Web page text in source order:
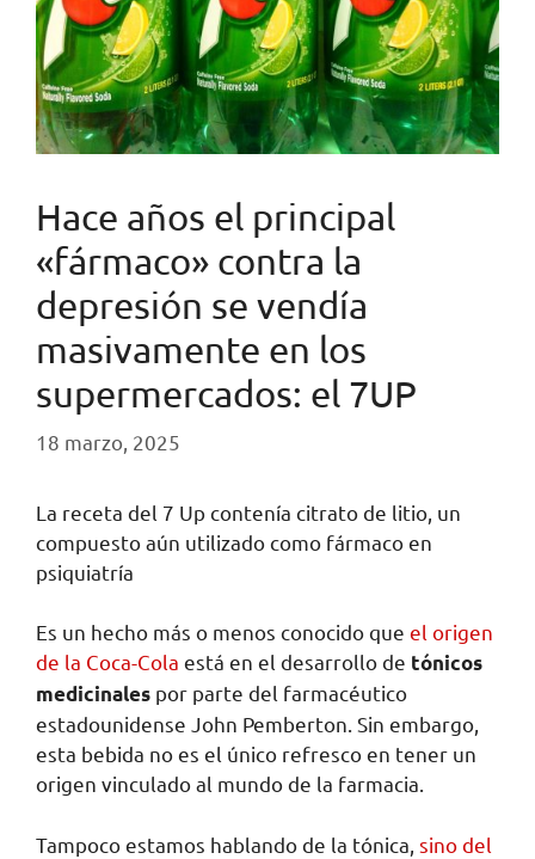
Hace años el principal
«fármaco» contra la
depresión se vendía
masivamente en los
supermercados: el 7UP
18 marzo, 2025
La receta del 7 Up contenía citrato de litio, un
compuesto aún utilizado como fármaco en
psiquiatría
Es un hecho más o menos conocido que el origen
de la Coca-Cola está en el desarrollo de tónicos
medicinales por parte del farmacéutico
estadounidense John Pemberton. Sin embargo,
esta bebida no es el único refresco en tener un
origen vinculado al mundo de la farmacia.
Tampoco estamos hablando de la tónica, sino del